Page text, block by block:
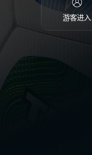
游客进入